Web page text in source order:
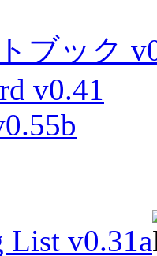
ブック
v0.41
List v0.31a